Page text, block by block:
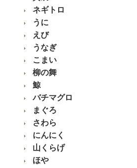
ネギトロ
うに
えび
うなぎ
こまい
柳の舞
鯨
バチマグロ
まぐろ
さわら
にんにく
山くらげ
ほや